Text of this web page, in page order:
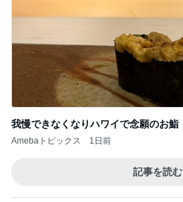
我慢できなくなりハワイで念願のお鮨
Amebaトピックス 1日前
記事を読む